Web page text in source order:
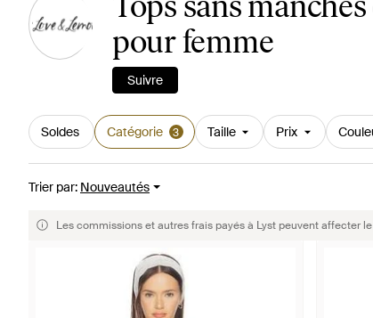
pour femme
Suivre
Soldes Catégorie 3 Taille Prix
Trier par: Nouveautés
Les commissions et autres frais payés à Lyst peuvent affecter